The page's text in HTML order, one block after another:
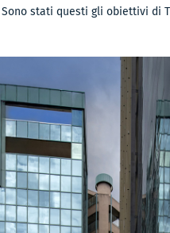
Sono stati questi gli obiettivi di